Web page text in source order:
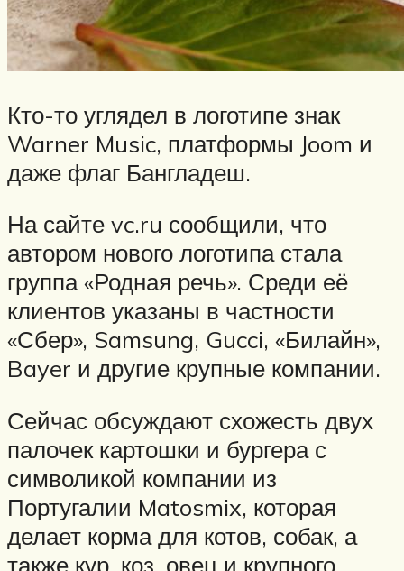
Кто-то углядел в логотипе знак
Warner Music, платформы Joom и
даже флаг Бангладеш.
На сайте vc.ru сообщили, что
автором нового логотипа стала
группа «Родная речь». Среди её
клиентов указаны в частности
«Сбер», Samsung, Gucci, «Билайн»,
Bayer и другие крупные компании.
Сейчас обсуждают схожесть двух
палочек картошки и бургера с
символикой компании из
Португалии Matosmix, которая
делает корма для котов, собак, а
также кур, коз, овец и крупного